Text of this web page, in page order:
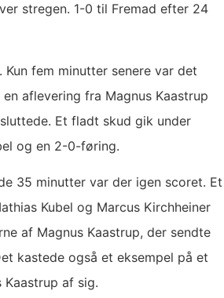
stregen. 1-0 til Fremad efter 24
fem minutter senere var det
aflevering fra Magnus Kaastrup
Et fladt skud gik under
og en 2-0-føring.
35 minutter var der igen scoret. Et
Kubel og Marcus Kirchheiner
af Magnus Kaastrup, der sendte
kastede også et eksempel på et
Kaastrup af sig.